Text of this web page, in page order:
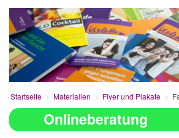
Startseite Materialien Flyer und Plakate
Onlineberatung